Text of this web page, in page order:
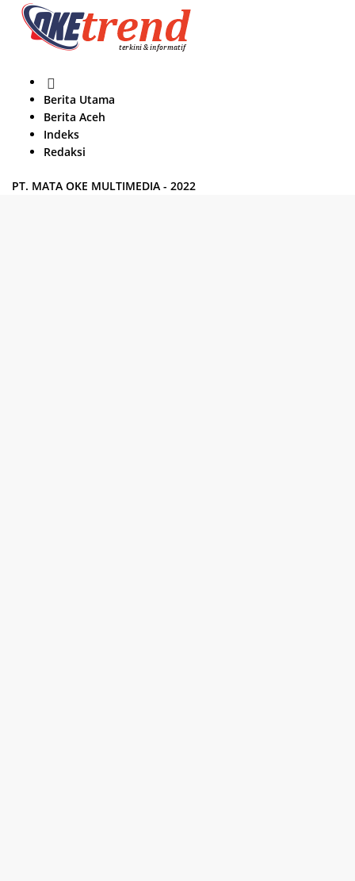
o
m
e
Berita Utama
Berita Aceh
Indeks
Redaksi
PT. MATA OKE MULTIMEDIA - 2022